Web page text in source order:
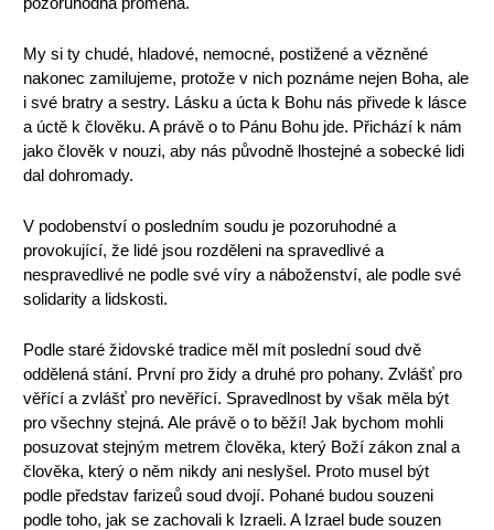
My si ty chudé, hladové, nemocné, postižené a vězněné
nakonec zamilujeme, protože v nich poznáme nejen Boha, ale
i své bratry a sestry. Lásku a úcta k Bohu nás přivede k lásce
a úctě k člověku. A právě o to Pánu Bohu jde. Přichází k nám
jako člověk v nouzi, aby nás původně lhostejné a sobecké lidi
dal dohromady.
V podobenství o posledním soudu je pozoruhodné a
provokující, že lidé jsou rozděleni na spravedlivé a
nespravedlivé ne podle své víry a náboženství, ale podle své
solidarity a lidskosti.
Podle staré židovské tradice měl mít poslední soud dvě
oddělená stání. První pro židy a druhé pro pohany. Zvlášť pro
věřící a zvlášť pro nevěřící. Spravedlnost by však měla být
pro všechny stejná. Ale právě o to běží! Jak bychom mohli
posuzovat stejným metrem člověka, který Boží zákon znal a
člověka, který o něm nikdy ani neslyšel. Proto musel být
podle představ farizeů soud dvojí. Pohané budou souzeni
podle toho, jak se zachovali k Izraeli. A Izrael bude souzen